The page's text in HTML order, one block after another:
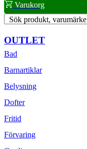
Varukorg
Sök produkt, varumärke
OUTLET
Bad
Barnartiklar
Belysning
Dofter
Fritid
Förvaring